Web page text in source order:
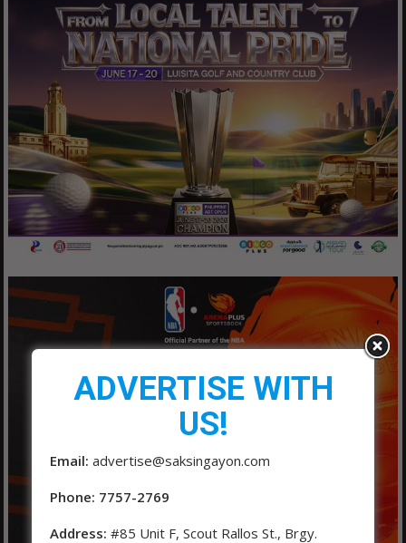
ADVERTISE WITH
US!
Email: advertise@saksingayon.com
Phone: 7757-2769
Address: #85 Unit F, Scout Rallos St., Brgy.